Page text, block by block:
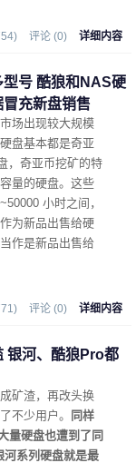
评论 (0) 详细内容
号 酷狼和NAS硬
充新盘销售
场出现较大规模
盘基本都是奇亚
，奇亚币挖矿的特
量的硬盘。这些
小时之间，
为新品出售给硬
作是新品出售给
评论 (0) 详细内容
银河、酷狼Pro都
矿渣，再改头换
不少用户。
同样
量硬盘也遭到了同
系列硬盘就是最